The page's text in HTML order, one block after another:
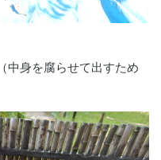
中身を腐らせて出すため